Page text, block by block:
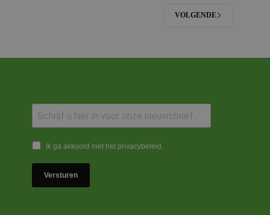
VOLGENDE
Ik ga akkoord met het privacybeleid.
Versturen